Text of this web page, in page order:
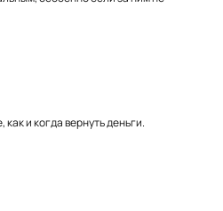
и когда вернуть деньги.